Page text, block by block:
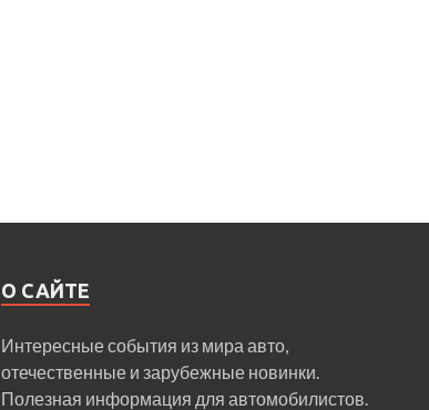
О САЙТЕ
Интересные события из мира авто,
отечественные и зарубежные новинки.
Полезная информация для автомобилистов.